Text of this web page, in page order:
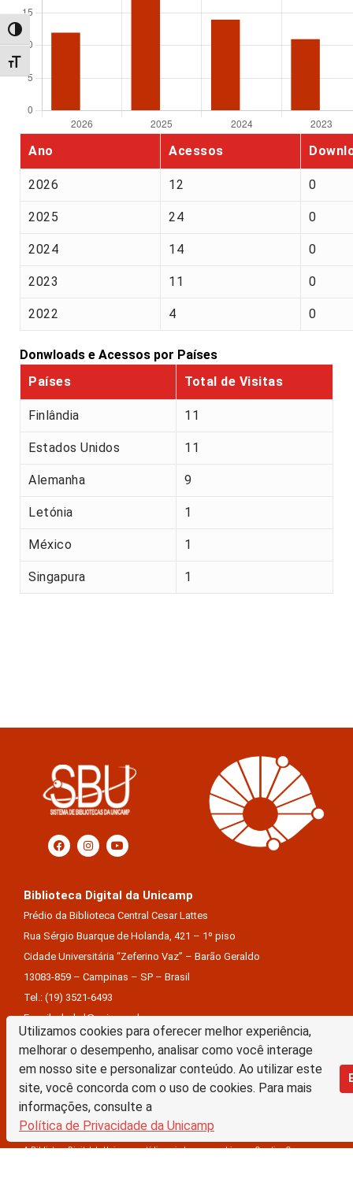
Utilizamos cookies para oferecer melhor experiência,
melhorar o desempenho, analisar como você interage
em nosso site e personalizar conteúdo. Ao utilizar este
site, você concorda com o uso de cookies. Para mais
informações, consulte a
Política de Privacidade da Unicamp
Alternar alto contraste
Alternar tamanho da fonte
Ano Acessos
2026 12 0
2025 24 0
2024 14 0
2023 11 0
2022 4 0
Donwloads e Acessos por Países
Países
Total de Visitas
Finlândia 11
Estados Unidos 11
Alemanha 9
Letónia 1
México 1
Singapura 1
Biblioteca Digital da Unicamp
Prédio da Biblioteca Central Cesar Lattes
Rua Sérgio Buarque de Holanda, 421 – 1º piso
Cidade Universitária “Zeferino Vaz” – Barão Geraldo
13083-859 – Campinas – SP – Brasil
Tel.: (19) 3521-6493
E-mail: sbubd@unicamp.br
Equipe de desenvolvimento da nova BD:
Keite Aparecida Duarte
Márcio Vinícius De Jesus Almeida
Saul Victor De Castro E Silva
A Biblioteca Digital da Unicamp está licenciado com uma Licença Creative Commons –